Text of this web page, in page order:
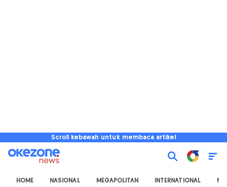
Scroll kebawah untuk membaca artikel
HOME NASIONAL MEGAPOLITAN INTERNATIONAL